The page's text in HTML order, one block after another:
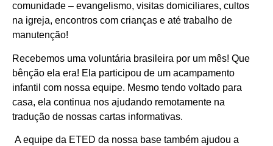
comunidade – evangelismo, visitas domiciliares, cultos
na igreja, encontros com crianças e até trabalho de
manutenção!
Recebemos uma voluntária brasileira por um mês! Que
bênção ela era! Ela participou de um acampamento
infantil com nossa equipe. Mesmo tendo voltado para
casa, ela continua nos ajudando remotamente na
tradução de nossas cartas informativas.
A equipe da ETED da nossa base também ajudou a